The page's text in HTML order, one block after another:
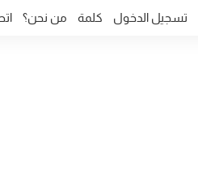
تسجيل الدخول كلمة من نحن؟